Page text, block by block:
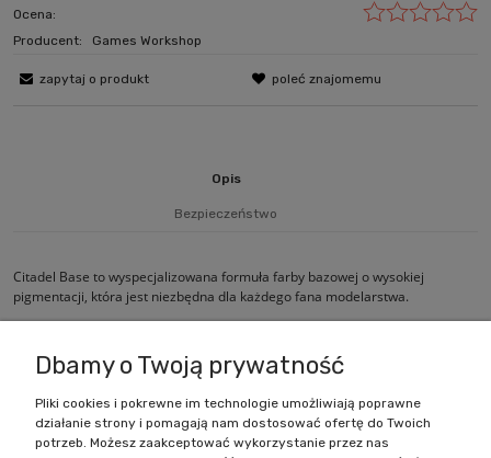
Ocena:
Producent:
Games Workshop
zapytaj o produkt poleć znajomemu
Opis
Bezpieczeństwo
Citadel Base to wyspecjalizowana formuła farby bazowej o wysokiej
pigmentacji, która jest niezbędna dla każdego fana modelarstwa.
Zakupy
Dbamy o Twoją prywatność
Pliki cookies i pokrewne im technologie umożliwiają poprawne
działanie strony i pomagają nam dostosować ofertę do Twoich
potrzeb. Możesz zaakceptować wykorzystanie przez nas